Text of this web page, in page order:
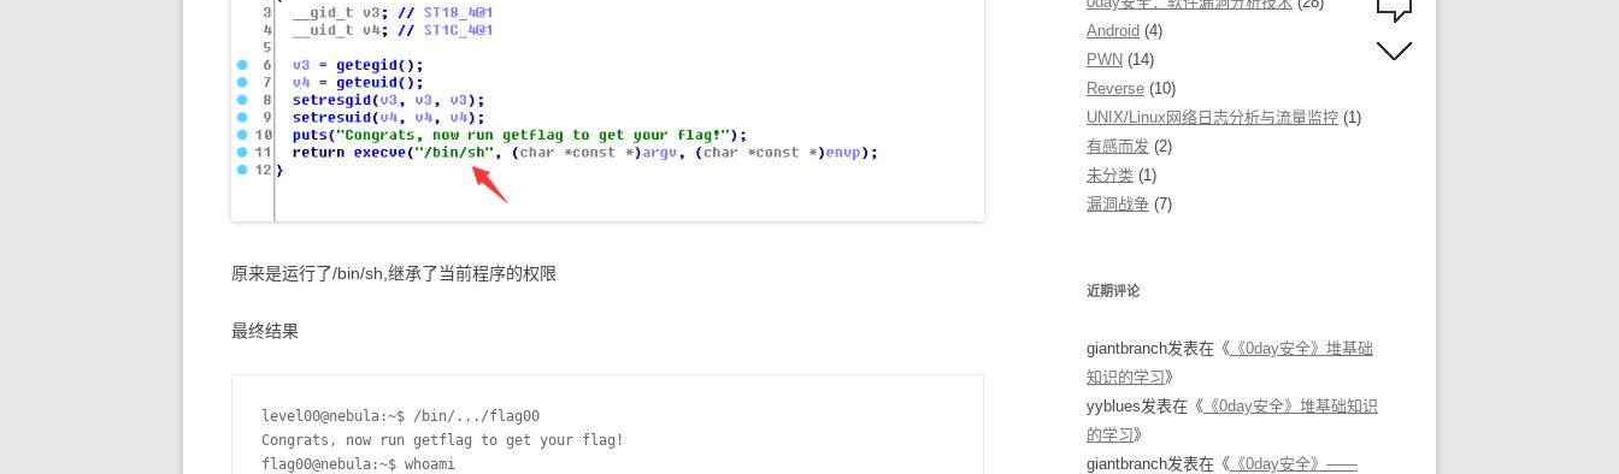
原来是运行了/bin/sh,继承了当前程序的权限
最终结果
level00@nebula:~$ /bin/.../flag00
Congrats, now run getflag to get your flag!
flag00@nebula:~$ whoami
Android (4)
PWN (14)
Reverse (10)
UNIX/Linux网络日志分析与流量监控 (1)
有感而发 (2)
未分类 (1)
漏洞战争 (7)
近期评论
giantbranch发表在《 《0day安全》堆基础
知识的学习》
yyblues发表在《 《0day安全》堆基础知识
的学习》
giantbranch发表在《 ​《0day安全》——